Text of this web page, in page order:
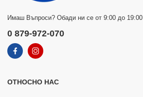
Имаш Въпроси? Обади ни се от 9:00 до 19:00
0 879-972-070
ОТНОСНО НАС